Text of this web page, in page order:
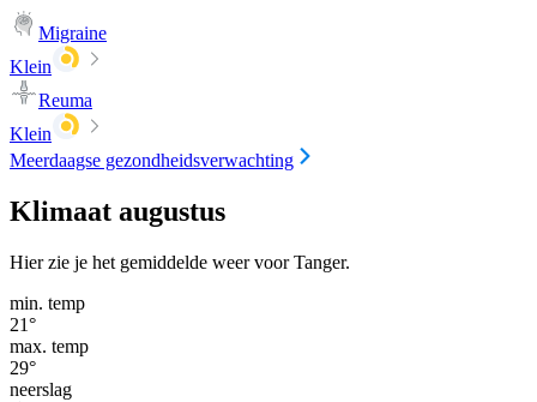
Migraine
Klein
Reuma
Klein
Meerdaagse gezondheidsverwachting
Klimaat augustus
Hier zie je het gemiddelde weer voor Tanger.
min. temp
21°
max. temp
29°
neerslag